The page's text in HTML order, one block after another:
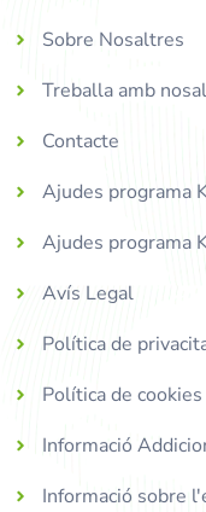
Sobre Nosaltres
Treballa amb
Contacte
Ajudes programa
Ajudes programa
Avís Legal
Política de
Política de cookies
Informació
Informació sobre